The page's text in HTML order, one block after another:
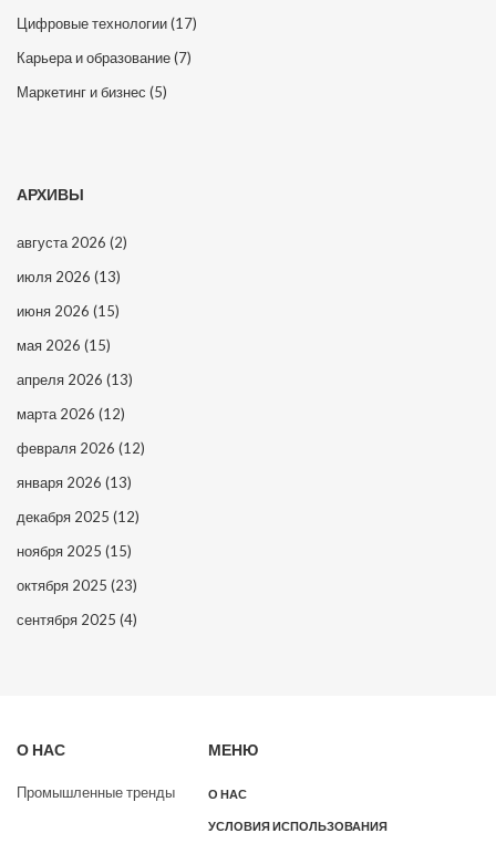
Цифровые технологии(17)
Карьера и образование(7)
Маркетинг и бизнес (5)
АРХИВЫ
августа 2026 (2)
июля 2026 (13)
июня 2026 (15)
мая 2026 (15)
апреля 2026 (13)
марта 2026 (12)
февраля 2026 (12)
января 2026 (13)
декабря 2025 (12)
ноября 2025 (15)
октября 2025 (23)
сентября 2025 (4)
О НАС
Промышленные тренды
МЕНЮ
О НАС
УСЛОВИЯ ИСПОЛЬЗОВАНИЯ